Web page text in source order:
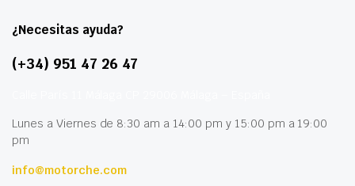
¿Necesitas ayuda?
(+34) 951 47 26 47
Lunes a Viernes de 8:30 am a 14:00 pm y 15:00 pm a 19:00
pm
info@motorche.com